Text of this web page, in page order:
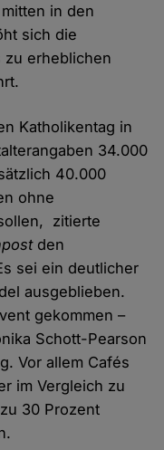
in den
sich die
zu erheblichen
Katholikentag in
34.000
40.000
ohne
zitierte
den
sei ein deutlicher
ausgeblieben.
gekommen –
Schott-Pearson
Vor allem Cafés
im Vergleich zu
30 Prozent